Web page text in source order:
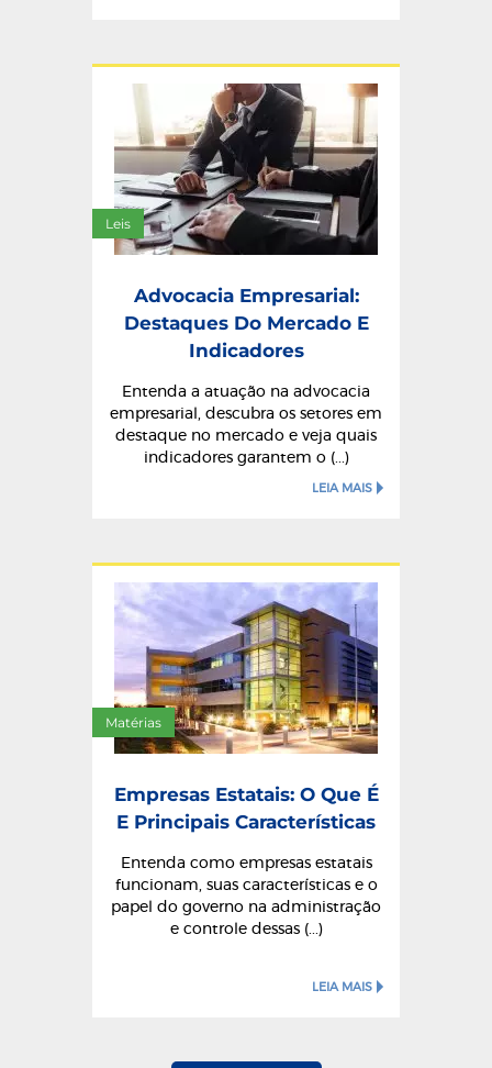
Leis
Advocacia Empresarial:
Destaques Do Mercado E
Indicadores
Entenda a atuação na advocacia
empresarial, descubra os setores em
destaque no mercado e veja quais
indicadores garantem o (...)
LEIA MAIS
Matérias
Empresas Estatais: O Que É
E Principais Características
Entenda como empresas estatais
funcionam, suas características e o
papel do governo na administração
e controle dessas (...)
LEIA MAIS